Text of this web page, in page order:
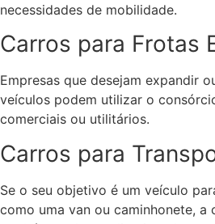
necessidades de mobilidade.
Carros para Frotas
Empresas que desejam expandir
veículos podem utilizar o
comerciais ou utilitários.
Carros para
Se o seu objetivo é um veículo
como uma van ou caminhonete, a